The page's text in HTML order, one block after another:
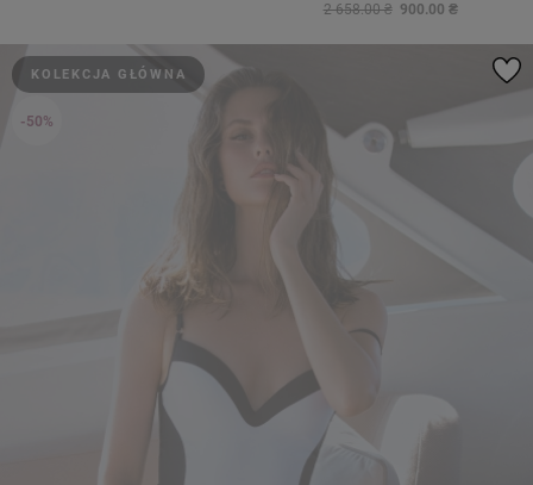
2 658.00 ₴ 900.00 ₴
KOLEKCJA GŁÓWNA
-50%